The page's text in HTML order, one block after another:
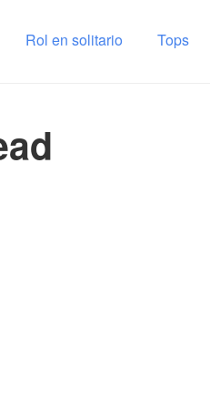
Rol en solitario Tops